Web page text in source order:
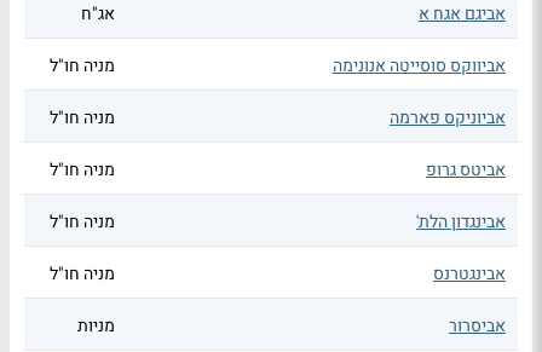
אביגם אגח א אג"ח
אביווקס סוסייטה אנונימה מניה חו"ל
אביוניקס פארמה מניה חו"ל
אביטס גרופ מניה חו"ל
אבינגדון הלת' מניה חו"ל
אבינגטרנס מניה חו"ל
אביסרור מניות